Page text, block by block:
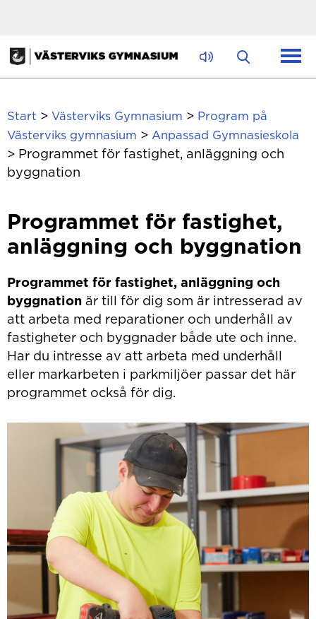
Start > Västerviks Gymnasium > Program på
Västerviks gymnasium > Anpassad Gymnasieskola
> Programmet för fastighet, anläggning och
byggnation
Programmet för fastighet,
anläggning och byggnation
Programmet för fastighet, anläggning och
byggnationär till för dig som är intresserad av
att arbeta med reparationer och underhåll av
fastigheter och byggnader både ute och inne.
Har du intresse av att arbeta med underhåll
eller markarbeten i parkmiljöer passar det här
programmet också för dig.